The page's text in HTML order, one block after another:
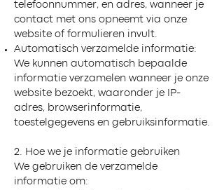
telefoonnummer, en adres, wanneer je
contact met ons opneemt via onze
website of formulieren invult.
Automatisch verzamelde informatie:
We kunnen automatisch bepaalde
informatie verzamelen wanneer je onze
website bezoekt, waaronder je IP-
adres, browserinformatie,
toestelgegevens en gebruiksinformatie.
2. Hoe we je informatie gebruiken
We gebruiken de verzamelde
informatie om: